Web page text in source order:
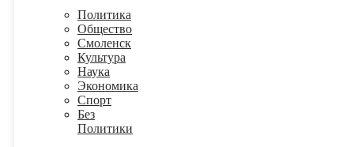
Политика
Общество
Смоленск
Культура
Наука
Экономика
Спорт
Без
Политики